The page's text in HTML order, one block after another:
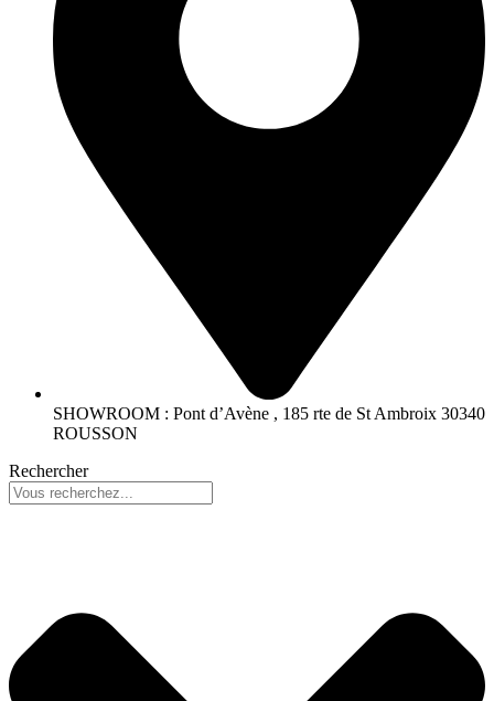
SHOWROOM : Pont d’Avène , 185 rte de St Ambroix 30340
ROUSSON
Rechercher